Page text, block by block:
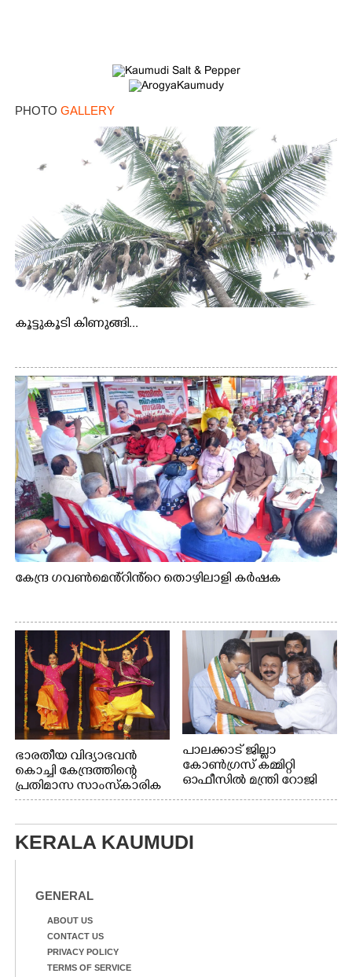
PHOTO GALLERY
കൂട്ടുകൂടി കിണുങ്ങി...
കേന്ദ്ര ഗവൺമെൻ്റിൻ്റെ തൊഴിലാളി കർഷക
ഭാരതീയ വിദ്യാഭവൻ
കൊച്ചി കേന്ദ്രത്തിന്റെ
പ്രതിമാസ സാംസ്കാരിക
പരിപാടിയുടെ ഭാഗമായി
പട്ടേൽ സഭാഗൃഹത്തിൽ
എം. അക്ഷതയുടെ
അവതരിപ്പിച്ച ലയ നമൻ
പാലക്കാട് ജില്ലാ
കോൺഗ്രസ് കമ്മിറ്റി
ഓഫീസിൽ മന്ത്രി റോജി
എം ജോണിന്
KERALA KAUMUDI
GENERAL
ABOUT US
CONTACT US
PRIVACY POLICY
TERMS OF SERVICE